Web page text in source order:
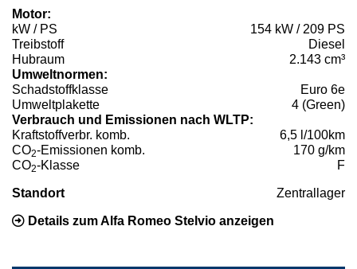
Motor:
kW / PS
154 kW / 209 PS
Treibstoff
Diesel
Hubraum
2.143 cm³
Umweltnormen:
Schadstoffklasse
Euro 6e
Umweltplakette
4 (Green)
Verbrauch und Emissionen nach WLTP:
Kraftstoffverbr. komb.
6,5 l/100km
CO2-Emissionen komb.
170 g/km
CO2-Klasse F
Standort Zentrallager
Details zum Alfa Romeo Stelvio anzeigen